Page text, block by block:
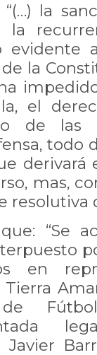
la
la
evidente
la
el
de las
todo
mas,
resolutiva
“Se
en
de